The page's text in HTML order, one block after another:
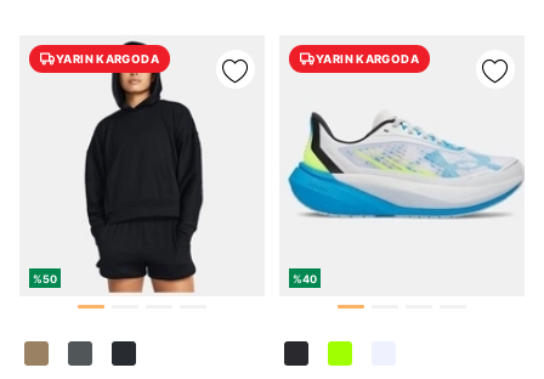
%50
YARIN KARGODA
%40
YARIN KARGODA
Soyad*
Telefon Numarası*
E-posta Adresi*